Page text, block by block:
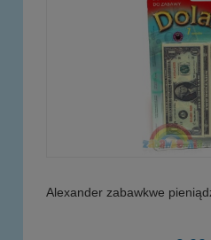
Alexander zabawkwe